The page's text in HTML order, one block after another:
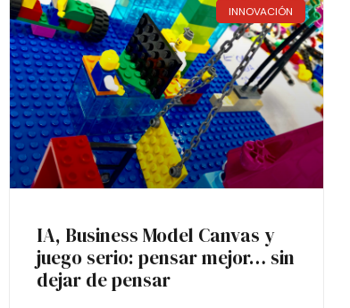
INNOVACIÓN
IA, Business Model Canvas y
juego serio: pensar mejor… sin
dejar de pensar